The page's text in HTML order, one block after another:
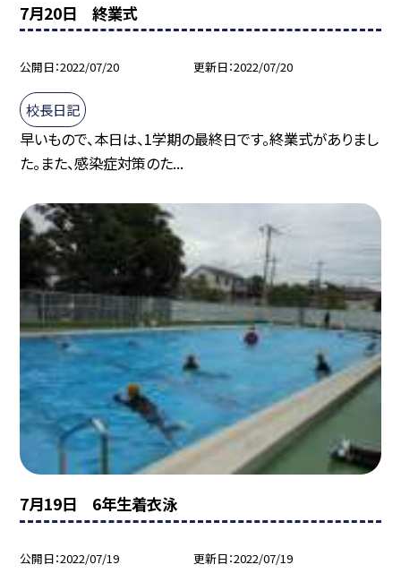
7月20日 終業式
公開日 2022/07/20 更新日 2022/07/20
校長日記
早いもので、本日は、1学期の最終日です。終業式がありまし
た。また、感染症対策のた...
7月19日 6年生着衣泳
公開日 2022/07/19 更新日 2022/07/19